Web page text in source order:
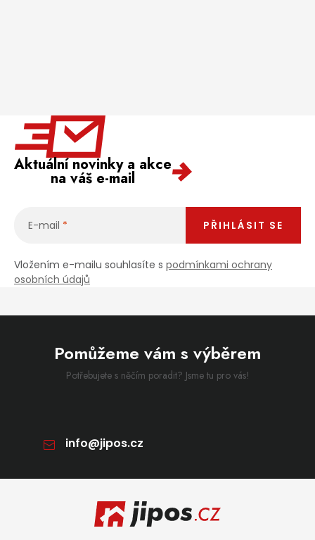
Aktuální novinky a akce
na váš e-mail
E-mail
Vložením e-mailu souhlasíte s podmínkami ochrany
osobních údajů
PŘIHLÁSIT SE
Pomůžeme vám s výběrem
Potřebujete s něčím poradit? Jsme tu pro vás!
info@jipos.cz
Zápatí